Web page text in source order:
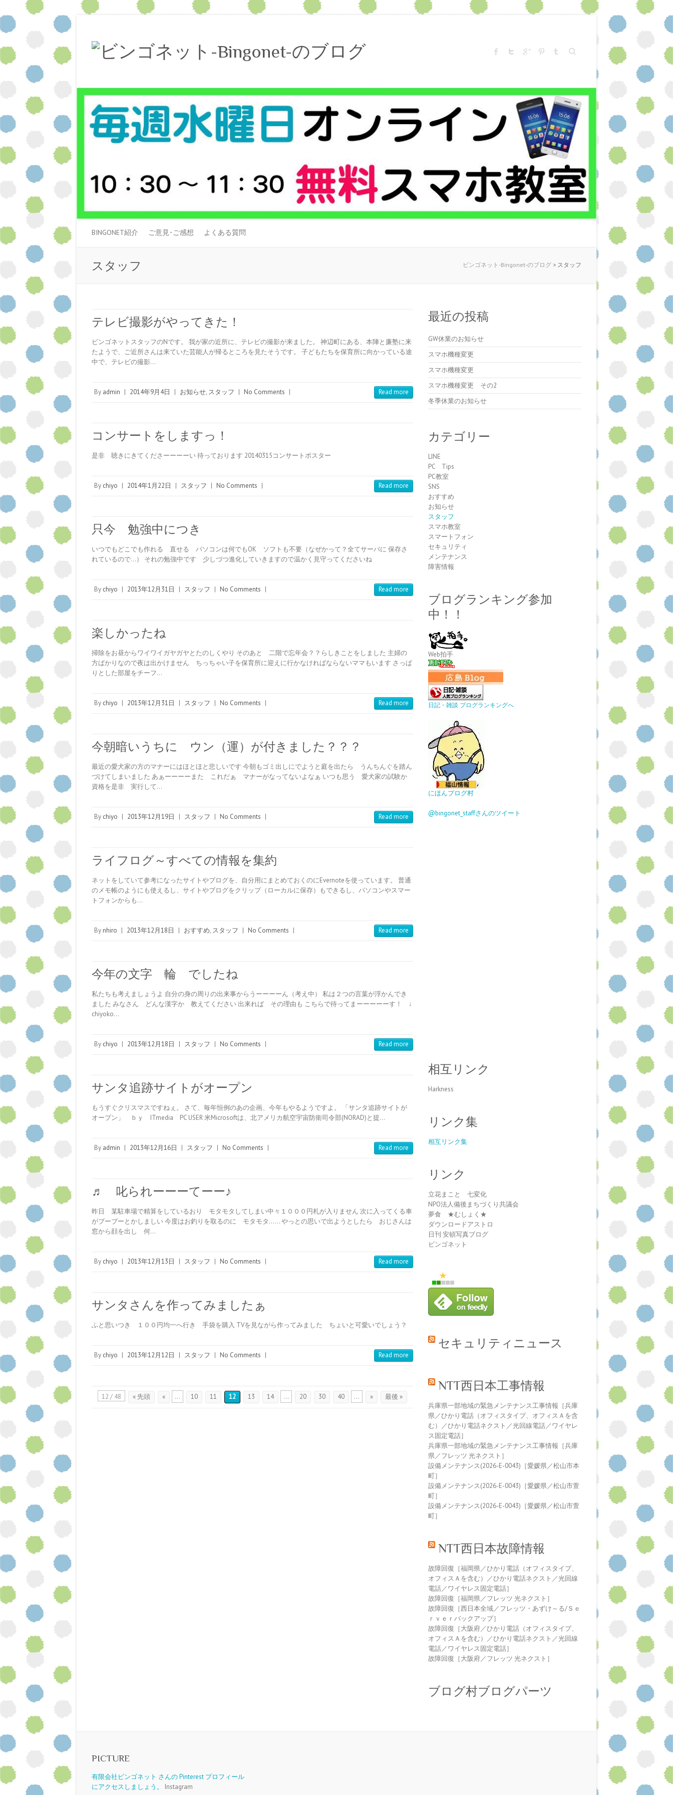
Search
BINGONET紹介 ご意見･ご感想 よくある質問
ビンゴネット-Bingonet-のブログ > スタッフ
スタッフ
テレビ撮影がやってきた！
ビンゴネットスタッフのNです。 我が家の近所に、テレビの撮影が来ました。 神辺町にある、本陣と廉塾に来
たようで、ご近所さんは来ていた芸能人が帰るところを見たそうです。 子どもたちを保育所に向かっている途
中で、テレビの撮影…
By admin | 2014年9月4日 | お知らせ, スタッフ | No Comments | Read more
コンサートをしますっ！
是非 聴きにきてくださーーーーい 待っております 20140315コンサートポスター
By chiyo | 2014年1月22日 | スタッフ | No Comments | Read more
只今 勉強中につき
いつでもどこでも作れる 直せる パソコンは何でもOK ソフトも不要（なぜかって？全てサーバに 保存さ
れているので…） それの勉強中です 少しづつ進化していきますので温かく見守ってくださいね
By chiyo | 2013年12月31日 | スタッフ | No Comments | Read more
楽しかったね
掃除をお昼からワイワイガヤガヤとたのしくやり そのあと 二階で忘年会？？らしきことをしました 主婦の
方ばかりなので夜は出かけません ちっちゃい子を保育所に迎えに行かなければならないママもいます さっぱ
りとした部屋をチーフ…
By chiyo | 2013年12月31日 | スタッフ | No Comments | Read more
今朝暗いうちに ウン（運）が付きました？？？
最近の愛犬家の方のマナーにはほとほと悲しいです 今朝もゴミ出しにでようと庭を出たら うんちんぐを踏ん
づけてしまいました あぁーーーーまた これだぁ マナーがなってないよなぁ いつも思う 愛犬家の試験か
資格を是非 実行して…
By chiyo | 2013年12月19日 | スタッフ | No Comments | Read more
ライフログ～すべての情報を集約
ネットをしていて参考になったサイトやブログを、自分用にまとめておくのにEvernoteを使っています。 普通
のメモ帳のようにも使えるし、サイトやブログをクリップ（ローカルに保存）もできるし、パソコンやスマー
トフォンからも…
By nhiro | 2013年12月18日 | おすすめ, スタッフ | No Comments | Read more
今年の文字 輪 でしたね
私たちも考えましょうよ 自分の身の周りの出来事からうーーーーん（考え中） 私は２つの言葉が浮かんでき
ました みなさん どんな漢字か 教えてください 出来れば その理由も こちらで待ってまーーーーーす！ ↓
chiyoko…
By chiyo | 2013年12月18日 | スタッフ | No Comments | Read more
サンタ追跡サイトがオープン
もうすぐクリスマスですねぇ。 さて、毎年恒例のあの企画、今年もやるようですよ。 「サンタ追跡サイトが
オープン」 ｂｙ ITmedia PC USER 米Microsoftは、北アメリカ航空宇宙防衛司令部(NORAD)と提…
By admin | 2013年12月16日 | スタッフ | No Comments | Read more
♬ 叱られーーーてーー♪
昨日 某駐車場で精算をしているおり モタモタしてしまい中々１０００円札が入りません 次に入ってくる車
がブーブーとかしましい 今度はお釣りを取るのに モタモタ…… やっとの思いで出ようとしたら おじさんは
窓から顔を出し 何…
By chiyo | 2013年12月13日 | スタッフ | No Comments | Read more
サンタさんを作ってみましたぁ
ふと思いつき １００円均一へ行き 手袋を購入 TVを見ながら作ってみました ちょいと可愛いでしょう？
By chiyo | 2013年12月12日 | スタッフ | No Comments | Read more
12 / 48 « 先頭 « ... 10 11 12 13 14 ... 20 30 40 ... » 最後 »
最近の投稿
GW休業のお知らせ
スマホ機種変更
スマホ機種変更
スマホ機種変更 その2
冬季休業のお知らせ
カテゴリー
LINE
PC Tips
PC教室
SNS
おすすめ
お知らせ
スタッフ
スマホ教室
スマートフォン
セキュリティ
メンテナンス
障害情報
ブログランキング参加
中！！
Web拍手
日記・雑談 ブログランキングへ
にほんブログ村
@bingonet_staffさんのツイート
相互リンク
Harkness
リンク集
相互リンク集
リンク
立花まこと 七変化
NPO法人備後まちづくり共議会
夢食 ★むしょく★
ダウンロードアストロ
日刊 安頓写真ブログ
ビンゴネット
セキュリティニュース
NTT西日本工事情報
兵庫県一部地域の緊急メンテナンス工事情報［兵庫
県／ひかり電話（オフィスタイプ、オフィスＡを含
む）／ひかり電話ネクスト／光回線電話／ワイヤレ
ス固定電話］
兵庫県一部地域の緊急メンテナンス工事情報［兵庫
県／フレッツ 光ネクスト］
設備メンテナンス(2026-E-0043)［愛媛県／松山市本
町］
設備メンテナンス(2026-E-0043)［愛媛県／松山市萱
町］
設備メンテナンス(2026-E-0043)［愛媛県／松山市萱
町］
NTT西日本故障情報
故障回復［福岡県／ひかり電話（オフィスタイプ、
オフィスＡを含む）／ひかり電話ネクスト／光回線
電話／ワイヤレス固定電話］
故障回復［福岡県／フレッツ 光ネクスト］
故障回復［西日本全域／フレッツ・あずけ～る/Ｓｅ
ｒｖｅｒバックアップ］
故障回復［大阪府／ひかり電話（オフィスタイプ、
オフィスＡを含む）／ひかり電話ネクスト／光回線
電話／ワイヤレス固定電話］
故障回復［大阪府／フレッツ 光ネクスト］
ブログ村ブログパーツ
PICTURE
有限会社ビンゴネット さんの Pinterest プロフィール
にアクセスしましょう。
Instagram